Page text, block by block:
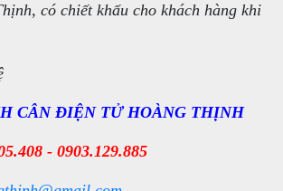
có chiết khấu cho khách hàng khi
CÂN ĐIỆN TỬ HOÀNG THỊNH
- 0903.129.885